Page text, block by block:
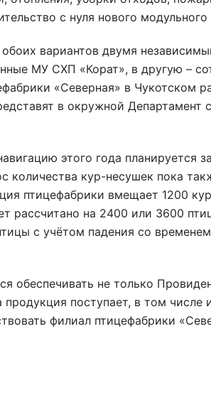
с нуля нового модульного
вариантов двумя
МУ СХП «Корат», в другую –
«Северная» в Чукотском
в окружной Департамент
этого года планируется
количества кур-несушек пока
птицефабрики вмещает 1200
рассчитано на 2400 или 3600
с учётом падения со
обеспечивать не только
поступает, в том числе
филиал птицефабрики